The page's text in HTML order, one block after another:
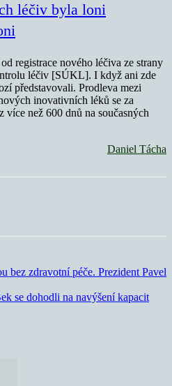
léčiv byla loni
registrace nového léčiva ze strany
léčiv [SÚKL]. I když ani zde
představovali. Prodleva mezi
inovativních léků se za
než 600 dnů na současných
Daniel Tácha
bez zdravotní péče. Prezident Pavel
se dohodli na navýšení kapacit